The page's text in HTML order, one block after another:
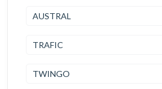
AUSTRAL
TRAFIC
TWINGO